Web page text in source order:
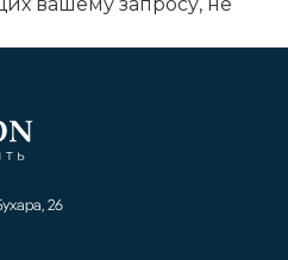
вашему запросу, не
26